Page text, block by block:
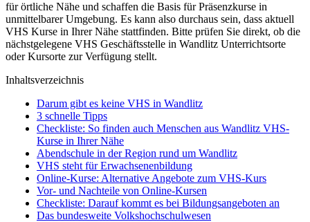
für örtliche Nähe und schaffen die Basis für Präsenzkurse in
unmittelbarer Umgebung. Es kann also durchaus sein, dass aktuell
VHS Kurse in Ihrer Nähe stattfinden. Bitte prüfen Sie direkt, ob die
nächstgelegene VHS Geschäftsstelle in Wandlitz Unterrichtsorte
oder Kursorte zur Verfügung stellt.
Inhaltsverzeichnis
Darum gibt es keine VHS in Wandlitz
3 schnelle Tipps
Checkliste: So finden auch Menschen aus Wandlitz VHS-
Kurse in Ihrer Nähe
Abendschule in der Region rund um Wandlitz
VHS steht für Erwachsenenbildung
Online-Kurse: Alternative Angebote zum VHS-Kurs
Vor- und Nachteile von Online-Kursen
Checkliste: Darauf kommt es bei Bildungsangeboten an
Das bundesweite Volkshochschulwesen